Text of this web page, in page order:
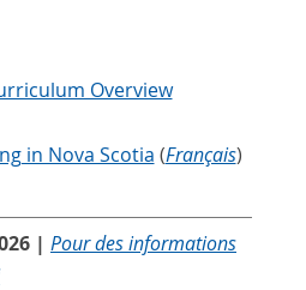
Overview
in Nova Scotia (Français)
| Pour des informations